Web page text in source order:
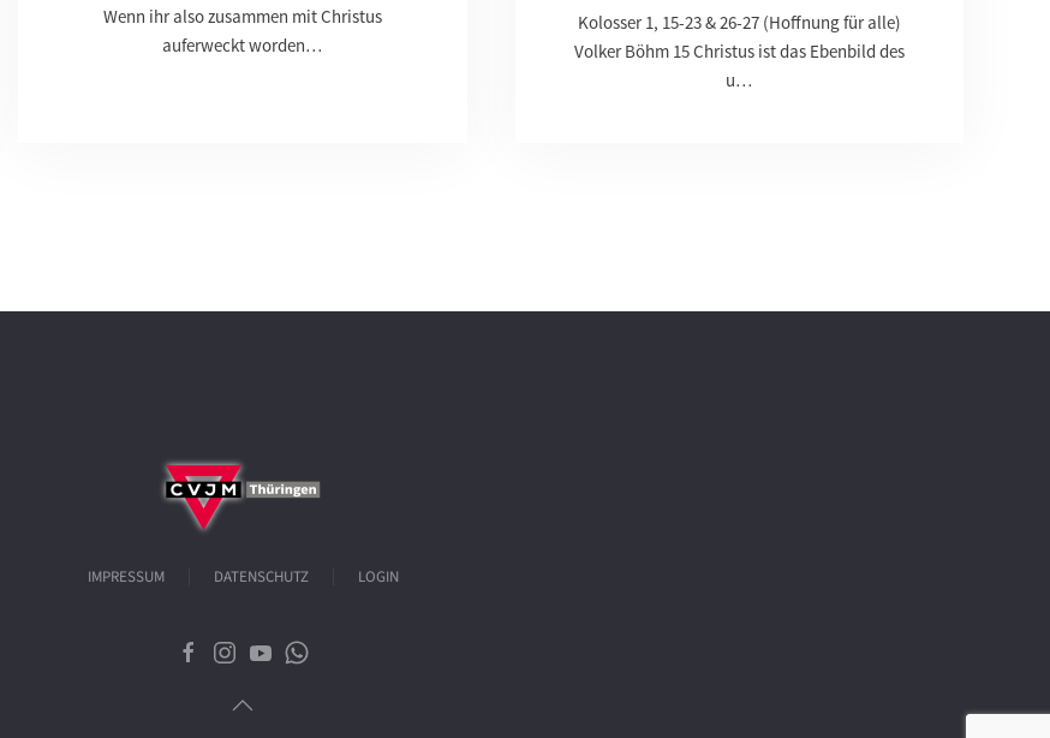
Wenn ihr also zusammen mit Christus
auferweckt worden…
Kolosser 1, 15-23 & 26-27 (Hoffnung für alle)
Volker Böhm 15 Christus ist das Ebenbild des
u…
IMPRESSUM DATENSCHUTZ LOGIN